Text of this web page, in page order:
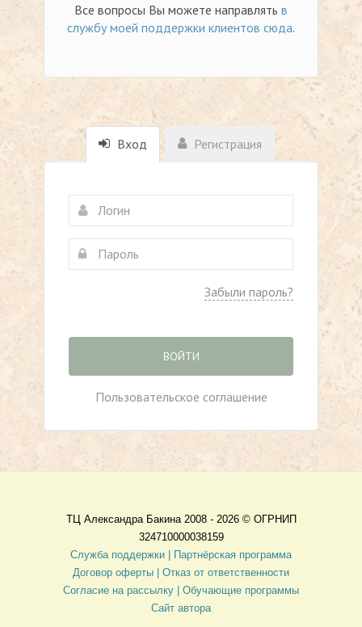
Все вопросы Вы можете направлять в
службу моей поддержки клиентов сюда.
Вход Регистрация
Забыли пароль?
ВОЙТИ
Пользовательское соглашение
ТЦ Александра Бакина 2008 - 2026 © ОГРНИП
324710000038159
Служба поддержки |
Партнёрская программа
Договор оферты
| Отказ от ответственности
Согласие на рассылку | Обучающие программы
Сайт автора